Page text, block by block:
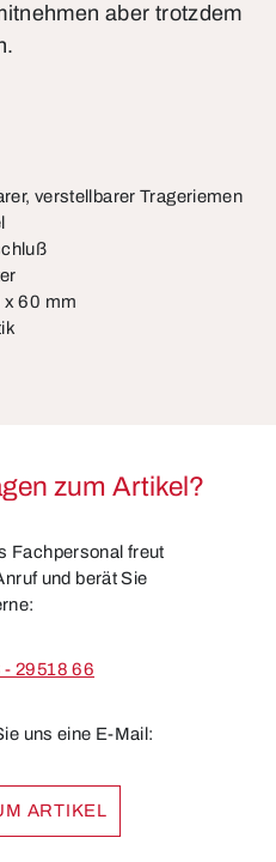
aber trotzdem
verstellbarer Trageriemen
x 60 mm
zum Artikel?
Fachpersonal freut
und berät Sie
- 29518 66
uns eine E-Mail:
ARTIKEL